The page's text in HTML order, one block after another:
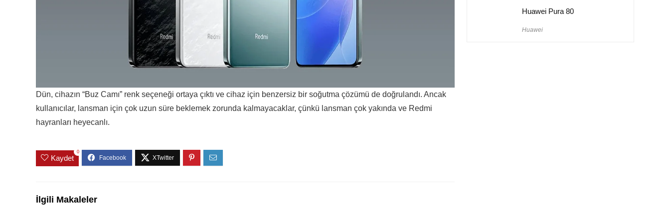
Dün, cihazın “Buz Camı” renk seçeneği ortaya çıktı ve cihaz için benzersiz bir soğutma çözümü de doğrulandı. Ancak
kullanıcılar, lansman için çok uzun süre beklemek zorunda kalmayacaklar, çünkü lansman çok yakında ve Redmi
hayranları heyecanlı.
Kaydet
0
İlgili Makaleler
Huawei Pura 80
Huawei